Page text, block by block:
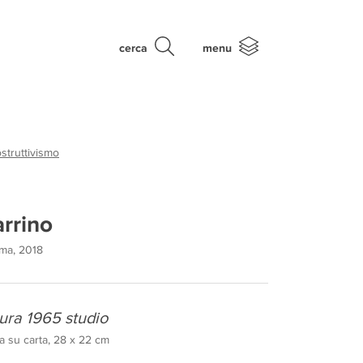
cerca menu
2018
1965 studio
su carta, 28 x 22 cm